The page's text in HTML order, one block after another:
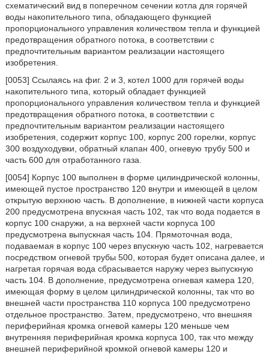
схематический вид в поперечном сечении котла для горячей
воды накопительного типа, обладающего функцией
пропорционального управления количеством тепла и функцией
предотвращения обратного потока, в соответствии с
предпочтительным вариантом реализации настоящего
изобретения.
[0053] Ссылаясь на фиг. 2 и 3, котел 1000 для горячей воды
накопительного типа, который обладает функцией
пропорционального управления количеством тепла и функцией
предотвращения обратного потока, в соответствии с
предпочтительным вариантом реализации настоящего
изобретения, содержит корпус 100, корпус 200 горелки, корпус
300 воздуходувки, обратный клапан 400, огневую трубу 500 и
часть 600 для отработанного газа.
[0054] Корпус 100 выполнен в форме цилиндрической колонны,
имеющей пустое пространство 120 внутри и имеющей в целом
открытую верхнюю часть. В дополнение, в нижней части корпуса
200 предусмотрена впускная часть 102, так что вода подается в
корпус 100 снаружи, а на верхней части корпуса 100
предусмотрена выпускная часть 104. Прямоточная вода,
подаваемая в корпус 100 через впускную часть 102, нагревается
посредством огневой трубы 500, которая будет описана далее, и
нагретая горячая вода сбрасывается наружу через выпускную
часть 104. В дополнение, предусмотрена огневая камера 120,
имеющая форму в целом цилиндрической колонны, так что во
внешней части пространства 110 корпуса 100 предусмотрено
отдельное пространство. Затем, предусмотрено, что внешняя
периферийная кромка огневой камеры 120 меньше чем
внутренняя периферийная кромка корпуса 100, так что между
внешней периферийной кромкой огневой камеры 120 и